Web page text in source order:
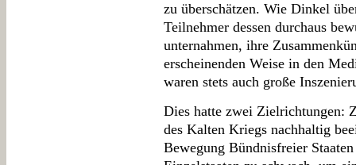
zu überschätzen. Wie Dinkel
Teilnehmer dessen durchaus
unternahmen, ihre
erscheinenden Weise in den
waren stets auch große
Dies hatte zwei Zielrichtungen:
des Kalten Kriegs nachhaltig
Bewegung Bündnisfreier